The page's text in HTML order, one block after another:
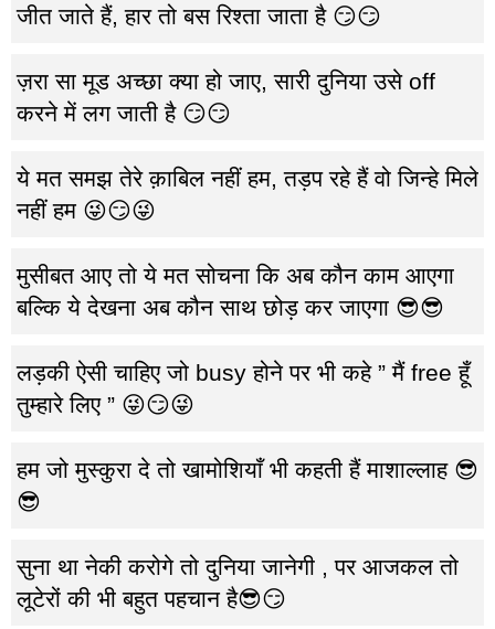
जीत जाते हैं, हार तो बस रिश्ता जाता है 😏😏
ज़रा सा मूड अच्छा क्या हो जाए, सारी दुनिया उसे off
करने में लग जाती है 😏😏
ये मत समझ तेरे क़ाबिल नहीं हम, तड़प रहे हैं वो जिन्हे मिले
नहीं हम 😜😏😜
मुसीबत आए तो ये मत सोचना कि अब कौन काम आएगा
बल्कि ये देखना अब कौन साथ छोड़ कर जाएगा 😎😎
लड़की ऐसी चाहिए जो busy होने पर भी कहे ” मैं free हूँ
तुम्हारे लिए ” 😜😏😜
हम जो मुस्कुरा दे तो खामोशियाँ भी कहती हैं माशाल्लाह 😎
😎
सुना था नेकी करोगे तो दुनिया जानेगी , पर आजकल तो
लूटेरों की भी बहुत पहचान है😎😏